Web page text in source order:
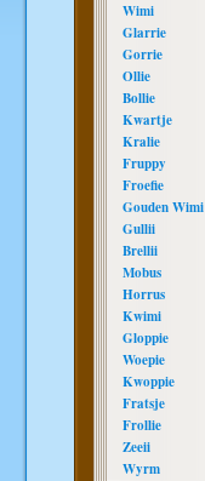
Wimi
Glarrie
Gorrie
Ollie
Bollie
Kwartje
Kralie
Fruppy
Froefie
Gouden Wimi
Gullii
Brellii
Mobus
Horrus
Kwimi
Gloppie
Woepie
Kwoppie
Fratsje
Frollie
Zeeii
Wyrm